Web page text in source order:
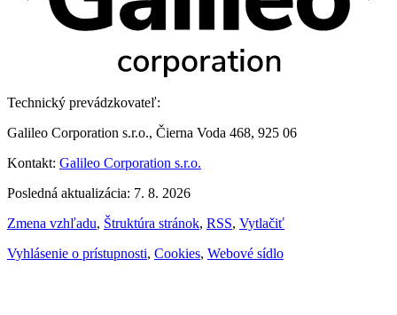
Technický prevádzkovateľ:
Galileo Corporation s.r.o., Čierna Voda 468, 925 06
Kontakt: Galileo Corporation s.r.o.
Posledná aktualizácia: 7. 8. 2026
Zmena vzhľadu, Štruktúra stránok, RSS, Vytlačiť
Vyhlásenie o prístupnosti, Cookies, Webové sídlo